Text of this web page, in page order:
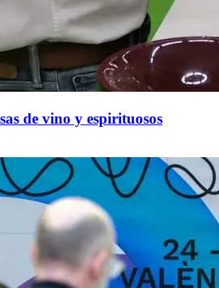
de vino y espirituosos